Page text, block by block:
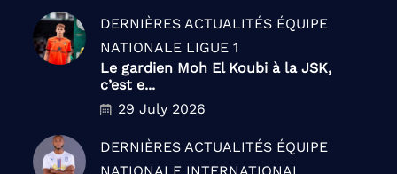
DERNIÈRES ACTUALITÉS ÉQUIPE
NATIONALE LIGUE 1
Le gardien Moh El Koubi à la JSK,
c’est e...
29 July 2026
DERNIÈRES ACTUALITÉS ÉQUIPE
NATIONALE INTERNATIONAL